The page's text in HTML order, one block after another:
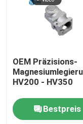
Über uns
Qualitätskontrolle
Treten Sie mit
OEM Präzisions-
HV200 - HV350
Bestpreis